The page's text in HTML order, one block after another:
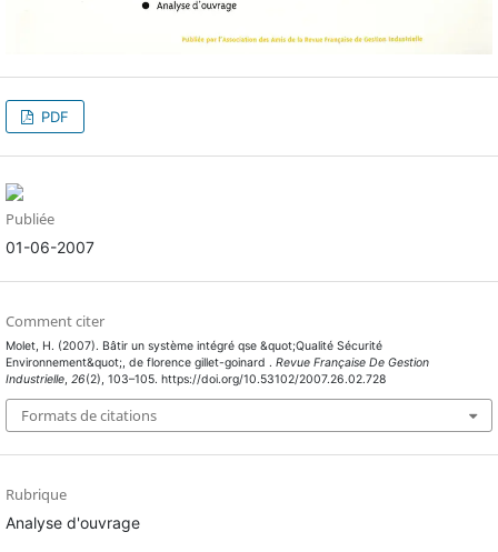
PDF
Publiée
01-06-2007
Comment citer
Molet, H. (2007). Bâtir un système intégré qse &quot;Qualité Sécurité
Environnement&quot;, de florence gillet-goinard . Revue Française De Gestion
Industrielle, 26(2), 103–105. https://doi.org/10.53102/2007.26.02.728
Formats de citations
Rubrique
Analyse d'ouvrage